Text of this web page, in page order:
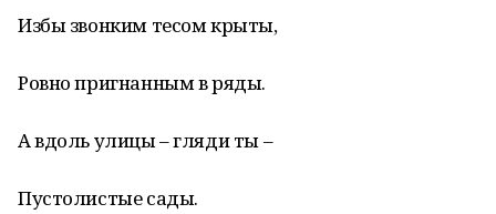
Избы звонким тесом крыты,
Ровно пригнанным в ряды.
А вдоль улицы – гляди ты –
Пустолистые сады.